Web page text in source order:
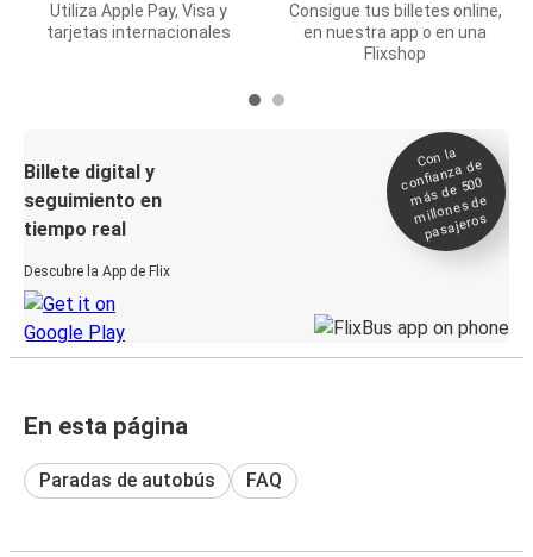
Utiliza Apple Pay, Visa y
tarjetas internacionales
Consigue tus billetes online,
en nuestra app o en una
Flixshop
Billete digital y
seguimiento en
tiempo real
Descubre la App de Flix
Con la
confianza de
más de 500
millones de
pasajeros
En esta página
Paradas de autobús FAQ